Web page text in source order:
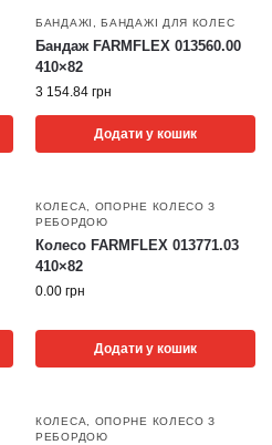
БАНДАЖІ ,БАНДАЖІ ДЛЯ КОЛЕС
Бандаж FARMFLEX 013560.00
410×82
3 154.84 грн
Додати у кошик
КОЛЕСА
ОПОРНЕ КОЛЕСО З
РЕБОРДОЮ
Колесо FARMFLEX 013771.03
410×82
0.00 грн
Додати у кошик
КОЛЕСА
ОПОРНЕ КОЛЕСО З
РЕБОРДОЮ